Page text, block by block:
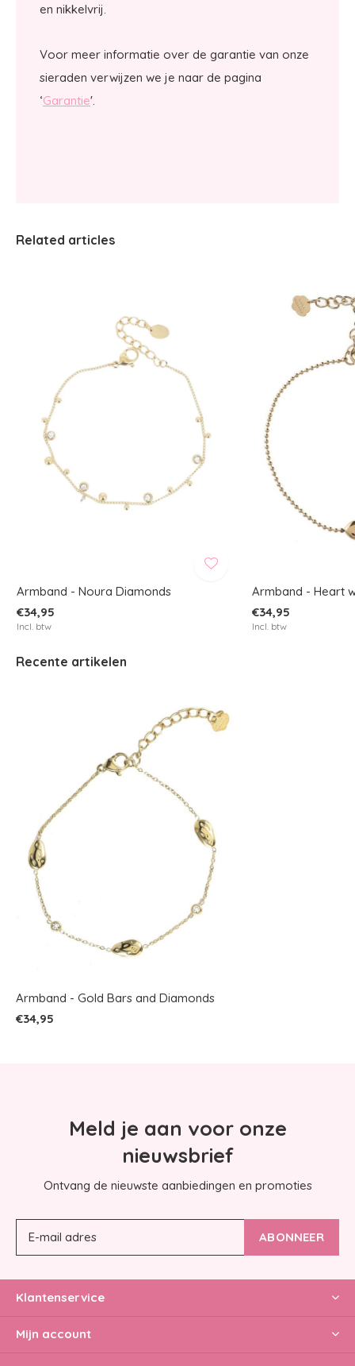
en nikkelvrij.
Voor meer informatie over de garantie van onze
sieraden verwijzen we je naar de pagina
‘Garantie'.
Related articles
Armband - Noura Diamonds
€34,95
Incl. btw
Armband - Heart
€34,95
Incl. btw
Recente artikelen
Armband - Gold Bars and Diamonds
€34,95
Meld je aan voor onze
nieuwsbrief
Ontvang de nieuwste aanbiedingen en promoties
ABONNEER
Klantenservice
Mijn account